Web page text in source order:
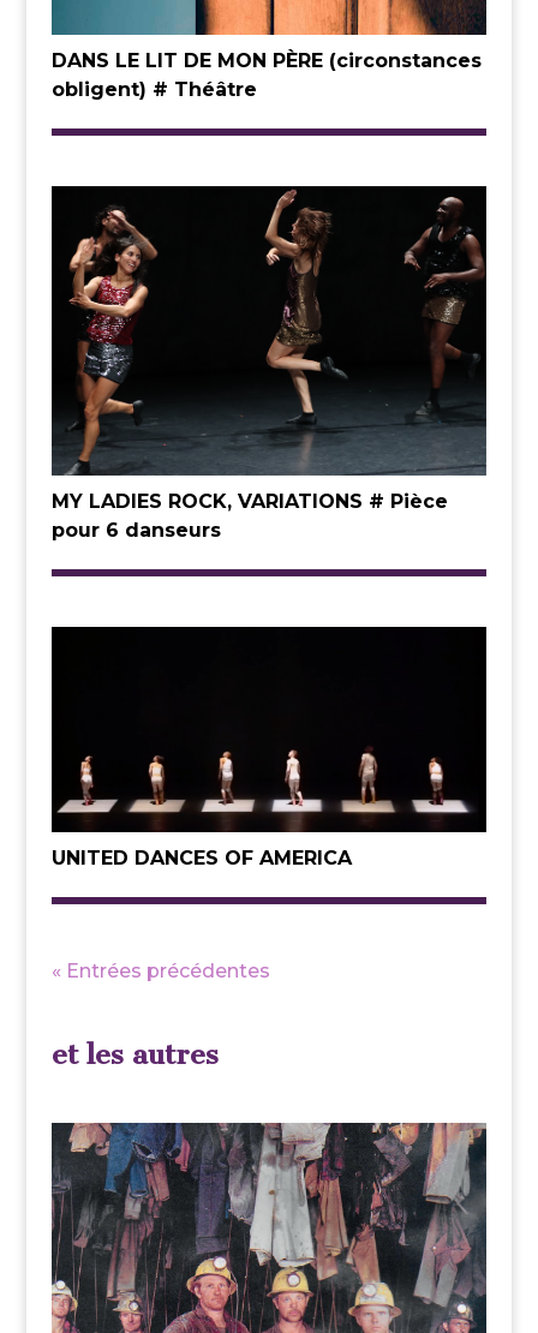
DANS LE LIT DE MON PÈRE (circonstances
obligent) # Théâtre
MY LADIES ROCK, VARIATIONS # Pièce
pour 6 danseurs
UNITED DANCES OF AMERICA
« Entrées précédentes
et les autres